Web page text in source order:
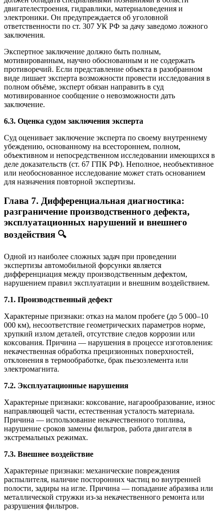
двигателестроения, гидравлики, материаловедения и
электроники. Он предупреждается об уголовной
ответственности по ст. 307 УК РФ за дачу заведомо ложного
заключения.
Экспертное заключение должно быть полным,
мотивированным, научно обоснованным и не содержать
противоречий. Если представление объекта в разобранном
виде лишает эксперта возможности провести исследования в
полном объёме, эксперт обязан направить в суд
мотивированное сообщение о невозможности дать
заключение.
6.3. Оценка судом заключения эксперта
Суд оценивает заключение эксперта по своему внутреннему
убеждению, основанному на всестороннем, полном,
объективном и непосредственном исследовании имеющихся в
деле доказательств (ст. 67 ГПК РФ). Неполное, необъективное
или необоснованное исследование может стать основанием
для назначения повторной экспертизы.
Глава 7. Дифференциальная диагностика:
разграничение производственного дефекта,
эксплуатационных нарушений и внешнего
воздействия 🔍
Одной из наиболее сложных задач при проведении
экспертизы автомобильной форсунки является
дифференциация между производственным дефектом,
нарушением правил эксплуатации и внешним воздействием.
7.1. Производственный дефект
Характерные признаки: отказ на малом пробеге (до 5 000–10
000 км), несоответствие геометрических параметров норме,
хрупкий излом деталей, отсутствие следов коррозии или
коксования. Причина — нарушения в процессе изготовления:
некачественная обработка прецизионных поверхностей,
отклонения в термообработке, брак пьезоэлемента или
электромагнита.
7.2. Эксплуатационные нарушения
Характерные признаки: коксование, нагарообразование, износ
направляющей части, естественная усталость материала.
Причина — использование некачественного топлива,
нарушение сроков замены фильтров, работа двигателя в
экстремальных режимах.
7.3. Внешнее воздействие
Характерные признаки: механические повреждения
распылителя, наличие посторонних частиц во внутренней
полости, задиры на игле. Причина — попадание абразива или
металлической стружки из-за некачественного ремонта или
разрушения фильтров.